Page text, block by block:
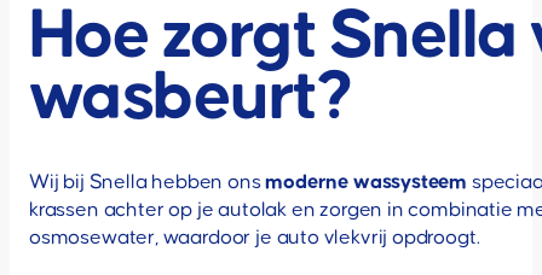
Hoe zorgt
wasbeurt?
Wij bij Snella hebben onsmoderne wassysteem
krassen achter op je autolak en zorgen in combinatie
osmosewater, waardoor je auto vlekvrij opdroogt.